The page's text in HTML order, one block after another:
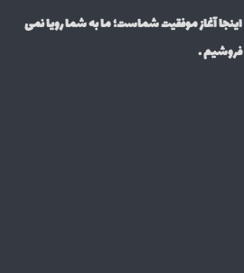
اینجا آغاز موفقیت شماست؛ ما به شما رویا نمی
فروشیم .